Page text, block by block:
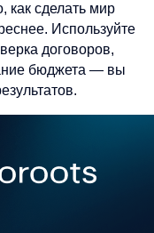
как сделать мир
Используйте
договоров,
бюджета — вы